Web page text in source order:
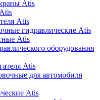
Atis
Atis
гидравлические Atis
Atis
оборудования
Atis
для автомобиля
Atis